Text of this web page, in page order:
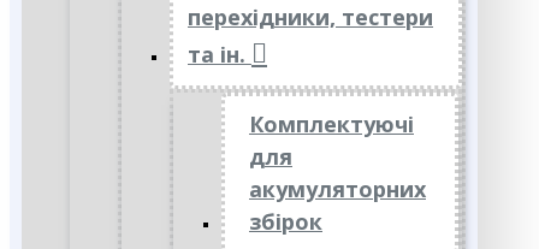
перехідники, тестери
та ін.
Комплектуючі
для
акумуляторних
збірок